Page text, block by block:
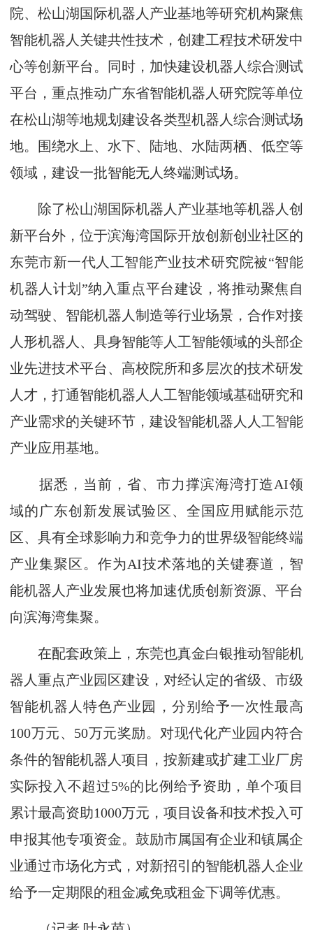
院、松山湖国际机器人产业基地等研究机构聚焦
智能机器人关键共性技术，创建工程技术研发中
心等创新平台。同时，加快建设机器人综合测试
平台，重点推动广东省智能机器人研究院等单位
在松山湖等地规划建设各类型机器人综合测试场
地。围绕水上、水下、陆地、水陆两栖、低空等
领域，建设一批智能无人终端测试场。
除了松山湖国际机器人产业基地等机器人创
新平台外，位于滨海湾国际开放创新创业社区的
东莞市新一代人工智能产业技术研究院被“智能
机器人计划”纳入重点平台建设，将推动聚焦自
动驾驶、智能机器人制造等行业场景，合作对接
人形机器人、具身智能等人工智能领域的头部企
业先进技术平台、高校院所和多层次的技术研发
人才，打通智能机器人人工智能领域基础研究和
产业需求的关键环节，建设智能机器人人工智能
产业应用基地。
据悉，当前，省、市力撑滨海湾打造AI领
域的广东创新发展试验区、全国应用赋能示范
区、具有全球影响力和竞争力的世界级智能终端
产业集聚区。作为AI技术落地的关键赛道，智
能机器人产业发展也将加速优质创新资源、平台
向滨海湾集聚。
在配套政策上，东莞也真金白银推动智能机
器人重点产业园区建设，对经认定的省级、市级
智能机器人特色产业园，分别给予一次性最高
100万元、50万元奖励。对现代化产业园内符合
条件的智能机器人项目，按新建或扩建工业厂房
实际投入不超过5%的比例给予资助，单个项目
累计最高资助1000万元，项目设备和技术投入可
申报其他专项资金。鼓励市属国有企业和镇属企
业通过市场化方式，对新招引的智能机器人企业
给予一定期限的租金减免或租金下调等优惠。